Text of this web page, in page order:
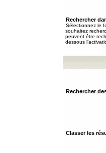
Rechercher
Sélectionnez le
souhaitez
peuvent être
dessous
Rechercher
Classer les